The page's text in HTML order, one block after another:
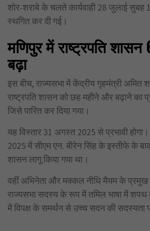
शोर-शराबे के चलते कार्यवाही 28 जुलाई
स्थगित कर दी गई।
मणिपुर में राष्ट्रपति
बढ़ा
इस बीच, राज्यसभा में केंद्रीय गृहमंत्री अमित
राष्ट्रपति शासन को छह महीने और बढ़ाने का
जिसे पारित कर दिया गया।
यह विस्तार 31 अगस्त 2025 से प्रभावी
2025 में सीएम एन. बीरेन सिंह के इस्तीफे के बाद
शासन लागू किया गया था।
वहीं अभिनेता और मक्कल नीधि मैयम के
राज्यसभा सदस्य के रूप में तमिल भाषा में शपथ
में विपक्ष के समर्थन से उच्च सदन की सदस्यता